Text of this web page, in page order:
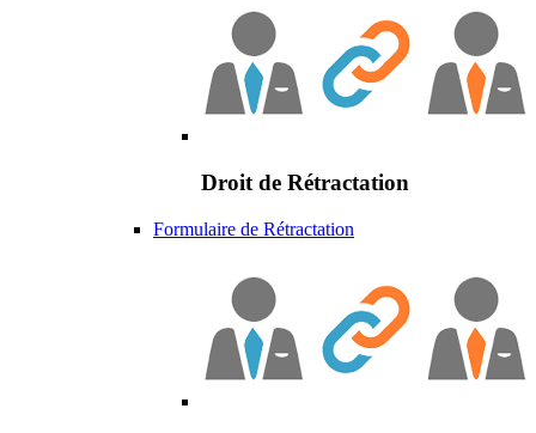
Droit de Rétractation
Formulaire de Rétractation